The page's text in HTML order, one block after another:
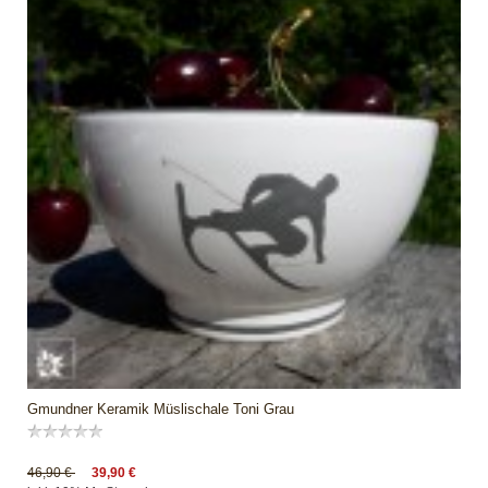
Gmundner Keramik Müslischale Toni Grau
46,90 €
39,90 €